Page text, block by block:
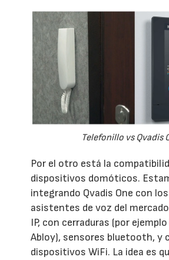
Telefonillo vs Qvadis
Por el otro está la
dispositivos domóticos.
integrando Qvadis One con
asistentes de voz del
IP, con cerraduras (por
Abloy), sensores bluetooth, y
dispositivos WiFi. La idea es